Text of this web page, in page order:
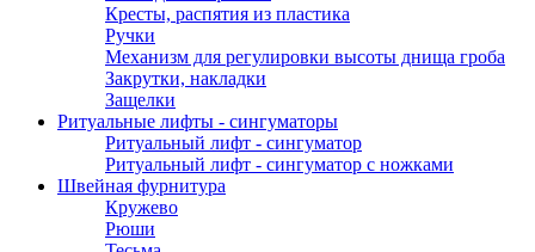
Кресты, распятия из пластика
Ручки
Механизм для регулировки высоты днища гроба
Закрутки, накладки
Защелки
Ритуальные лифты - сингуматоры
Ритуальный лифт - сингуматор
Ритуальный лифт - сингуматор с ножками
Швейная фурнитура
Кружево
Рюши